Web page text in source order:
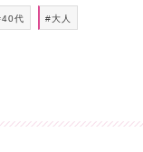
代 #大人